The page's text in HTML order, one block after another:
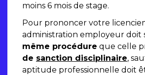
moins 6 mois de stage.
Pour prononcer votre
administration employeur doit
même procédure que celle
de sanction disciplinaire,
aptitude professionnelle doit